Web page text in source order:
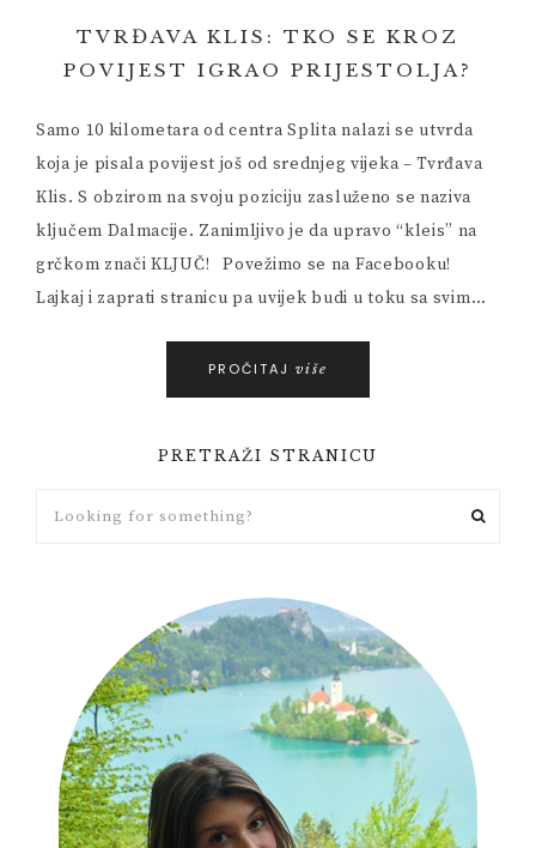
TVRĐAVA KLIS: TKO SE KROZ
POVIJEST IGRAO PRIJESTOLJA?
Samo 10 kilometara od centra Splita nalazi se utvrda
koja je pisala povijest još od srednjeg vijeka – Tvrđava
Klis. S obzirom na svoju poziciju zasluženo se naziva
ključem Dalmacije. Zanimljivo je da upravo “kleis” na
grčkom znači KLJUČ! Povežimo se na Facebooku!
Lajkaj i zaprati stranicu pa uvijek budi u toku sa svim…
PROČITAJ više
PRETRAŽI STRANICU